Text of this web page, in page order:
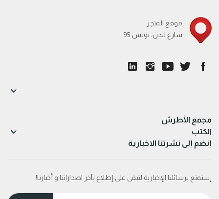
موقع المتجر
95 شارع لندن، تونس
مجمع الأطرش

الكتب 
إنضم إلى نشرتنا الاخبارية
إستمتع برسائلنا الإخبارية لتبقى على إطلاع بآخر اصداراتنا و أخبارنا!